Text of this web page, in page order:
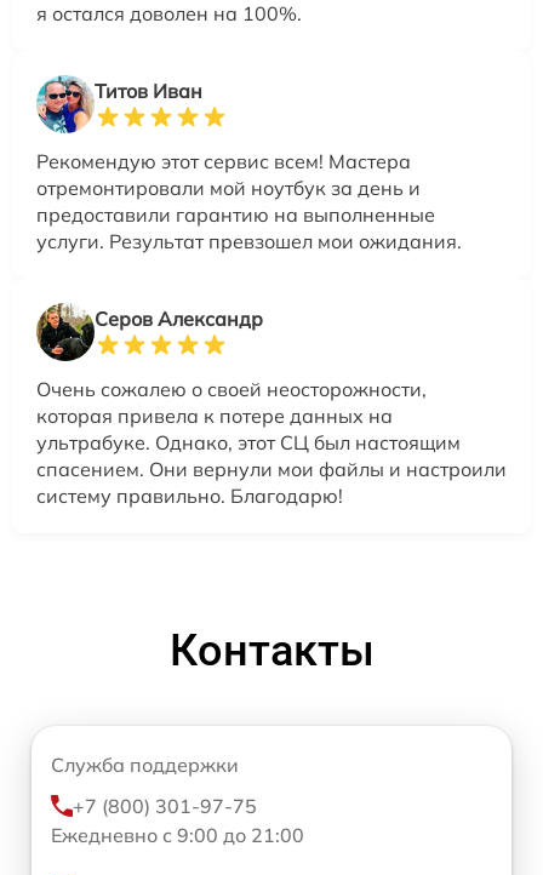
я остался доволен на 100%.
Титов Иван
Рекомендую этот сервис всем! Мастера
отремонтировали мой ноутбук за день и
предоставили гарантию на выполненные
услуги. Результат превзошел мои ожидания.
Серов Александр
Очень сожалею о своей неосторожности,
которая привела к потере данных на
ультрабуке. Однако, этот СЦ был настоящим
спасением. Они вернули мои файлы и настроили
систему правильно. Благодарю!
Контакты
Служба поддержки
+7 (800) 301-97-75
Ежедневно с 9:00 до 21:00